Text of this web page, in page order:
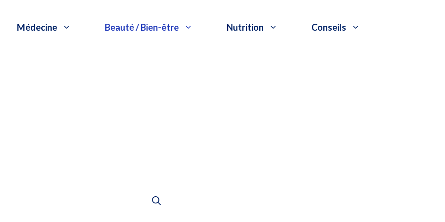
Médecine Beauté / Bien-être Nutrition Conseils